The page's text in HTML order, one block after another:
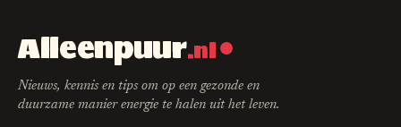
Alleenpuur.nl
Nieuws, kennis en tips om op een gezonde en
duurzame manier energie te halen uit het leven.